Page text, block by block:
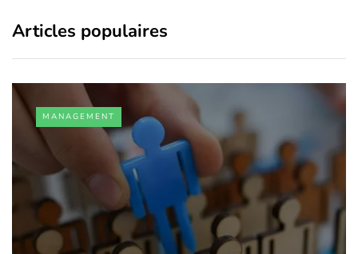
Articles populaires
MANAGEMENT